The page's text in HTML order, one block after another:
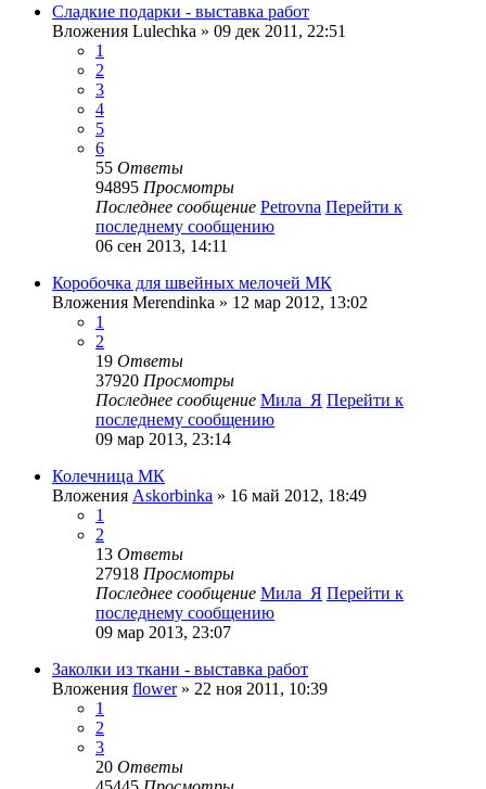
Сладкие подарки - выставка работ
Вложения Lulechka » 09 дек 2011, 22:51
1
2
3
4
5
6
55 Ответы
94895 Просмотры
Последнее сообщение Petrovna Перейти к
последнему сообщению
06 сен 2013, 14:11
Коробочка для швейных мелочей МК
Вложения Merendinka » 12 мар 2012, 13:02
1
2
19 Ответы
37920 Просмотры
Последнее сообщение Мила_Я Перейти к
последнему сообщению
09 мар 2013, 23:14
Колечница МК
Вложения Askorbinka » 16 май 2012, 18:49
1
2
13 Ответы
27918 Просмотры
Последнее сообщение Мила_Я Перейти к
последнему сообщению
09 мар 2013, 23:07
Заколки из ткани - выставка работ
Вложения flower» 22 ноя 2011, 10:39
1
2
3
20 Ответы